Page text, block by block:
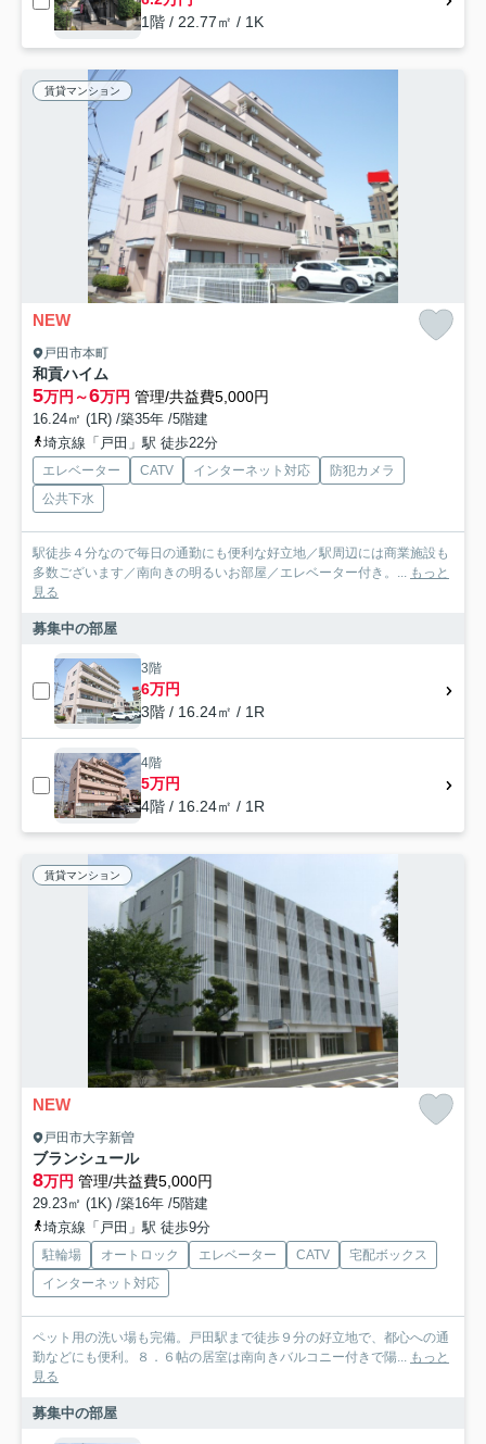
1階 / 22.77㎡ / 1K
賃貸マンション
NEW
戸田市本町
和貢ハイム
5万円～6万円 管理/共益費5,000円
16.24㎡ (1R) /築35年 /5階建
埼京線「戸田」駅 徒歩22分
エレベーター CATV インターネット対応
防犯カメラ
公共下水
駅徒歩４分なので毎日の通勤にも便利な好立地／駅周辺には商業施設も
多数ございます／南向きの明るいお部屋／エレベーター付き。... もっと
見る
募集中の部屋
3階
6万円
3階 / 16.24㎡ / 1R
4階
5万円
4階 / 16.24㎡ / 1R
賃貸マンション
NEW
戸田市大字新曽
ブランシュール
8万円 管理/共益費5,000円
29.23㎡ (1K) /築16年 /5階建
埼京線「戸田」駅 徒歩9分
駐輪場 オートロック エレベーター CATV
宅配ボックス
インターネット対応
ペット用の洗い場も完備。戸田駅まで徒歩９分の好立地で、都心への通
勤などにも便利。８．６帖の居室は南向きバルコニー付きで陽... もっと
見る
募集中の部屋